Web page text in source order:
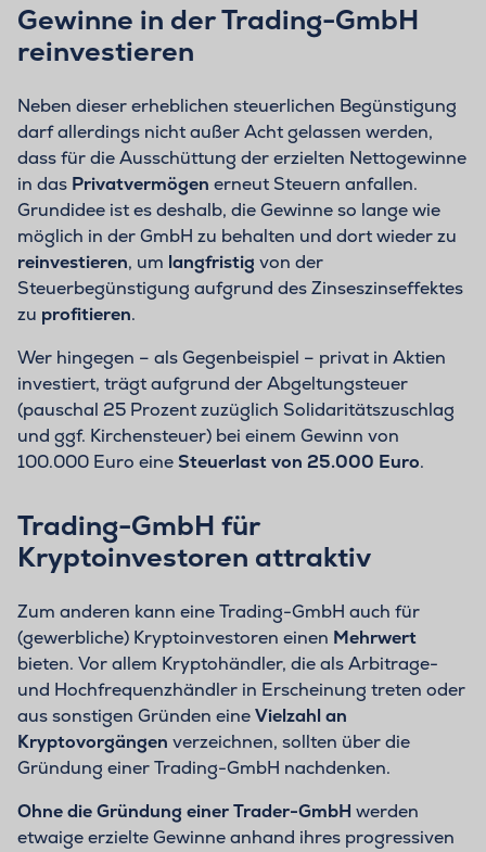
Gewinne in der Trading-GmbH
reinvestieren
Neben dieser erheblichen steuerlichen Begünstigung
darf allerdings nicht außer Acht gelassen werden,
dass für die Ausschüttung der erzielten Nettogewinne
in das Privatvermögen erneut Steuern anfallen.
Grundidee ist es deshalb, die Gewinne so lange wie
möglich in der GmbH zu behalten und dort wieder zu
reinvestieren, um langfristig von der
Steuerbegünstigung aufgrund des Zinseszinseffektes
zu profitieren.
Wer hingegen – als Gegenbeispiel – privat in Aktien
investiert, trägt aufgrund der Abgeltungsteuer
(pauschal 25 Prozent zuzüglich Solidaritätszuschlag
und ggf. Kirchensteuer) bei einem Gewinn von
100.000 Euro eineSteuerlast von 25.000 Euro.
Trading-GmbH für
Kryptoinvestoren attraktiv
Zum anderen kann eine Trading-GmbH auch für
(gewerbliche) Kryptoinvestoren einen Mehrwert
bieten. Vor allem Kryptohändler, die als Arbitrage-
und Hochfrequenzhändler in Erscheinung treten oder
aus sonstigen Gründen eineVielzahl an
Kryptovorgängen verzeichnen, sollten über die
Gründung einer Trading-GmbH nachdenken.
Ohne die Gründung einer Trader-GmbH werden
etwaige erzielte Gewinne anhand ihres progressiven